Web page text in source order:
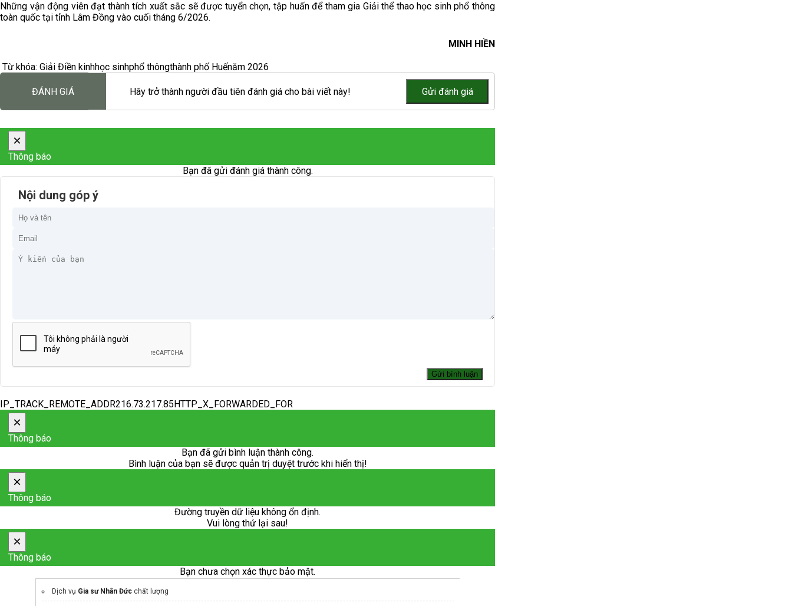
Những vận động viên đạt thành tích xuất sắc sẽ được tuyển chọn, tập huấn để tham gia Giải thể thao học sinh phổ thông
toàn quốc tại tỉnh Lâm Đồng vào cuối tháng 6/2026.
MINH HIỀN
Từ khóa: Giải Điền kinhhọc sinhphổ thôngthành phố Huếnăm 2026
ĐÁNH GIÁ Hãy trở thành người đầu tiên đánh giá cho bài viết này!
×
Thông báo
Bạn đã gửi đánh giá thành công.
Nội dung góp ý
IP_TRACK_REMOTE_ADDR216.73.217.85HTTP_X_FORWARDED_FOR
×
Thông báo
Bạn đã gửi bình luận thành công.
Bình luận của bạn sẽ được quản trị duyệt trước khi hiển thị!
×
Thông báo
Đường truyền dữ liệu không ổn định.
Vui lòng thử lại sau!
×
Thông báo
Bạn chưa chọn xác thực bảo mật.
Dịch vụ Gia sư Nhân Đức chất lượng